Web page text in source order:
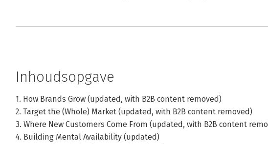
Inhoudsopgave
1. How Brands Grow (updated, with B2B content removed)
2. Target the (Whole) Market (updated, with B2B content removed)
3. Where New Customers Come From (updated, with B2B content
4. Building Mental Availability (updated)